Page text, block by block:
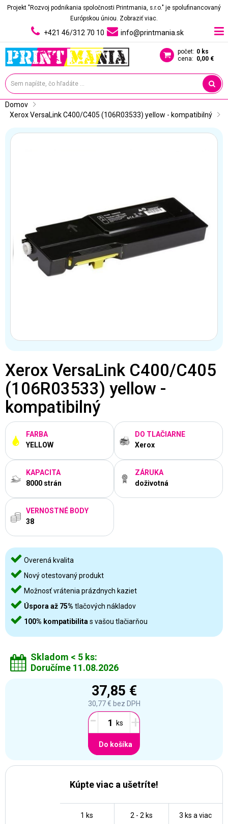
Projekt "Rozvoj podnikania spoločnosti Printmania, s.r.o." je spolufinancovaný
Európskou úniou. Zobraziť viac.
+421 46/312 70 10 info@printmania.sk
počet: 0 ks
cena: 0,00 €
Domov
Xerox VersaLink C400/C405 (106R03533) yellow - kompatibilný
Xerox VersaLink C400/C405
(106R03533) yellow -
kompatibilný
FARBA
YELLOW
DO TLAČIARNE
Xerox
KAPACITA
8000 strán
ZÁRUKA
doživotná
VERNOSTNÉ BODY
38
Overená kvalita
Nový otestovaný produkt
Možnosť vrátenia prázdnych kaziet
Úspora až 75% tlačových nákladov
100% kompatibilita s vašou tlačiarňou
Skladom < 5 ks:
Doručíme 11.08.2026
37,85 €
30,77 € bez DPH
- +
Do košíka
Kúpte viac a ušetríte!
3 ks a viac
2 - 2 ks
1 ks